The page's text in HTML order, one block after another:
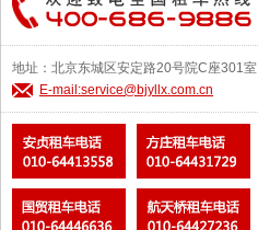
地址：北京东城区安定路20号院C座301室
E-mail:service@bjyllx.com.cn